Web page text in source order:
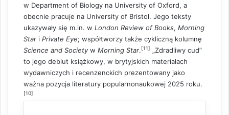
w Department of Biology na University of Oxford, a
obecnie pracuje na University of Bristol. Jego teksty
ukazywały się m.in. w London Review of Books, Morning
Star i Private Eye; współtworzy także cykliczną kolumnę
Science and Society w Morning Star. [11]
„Zdradliwy cud”
to jego debiut książkowy, w brytyjskich materiałach
wydawniczych i recenzenckich prezentowany jako
ważna pozycja literatury popularnonaukowej 2025 roku.
[10]